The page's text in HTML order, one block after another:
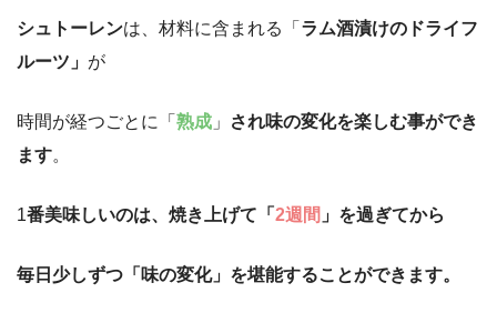
シュトーレンは、材料に含まれる「 ラム酒漬けのドライフ
ルーツ」 が
時間が経つごとに「 熟成 」
され味の変化を楽しむ事ができ
ます。
1番美味しいのは、焼き上げて「 2週間 」を過ぎてから
毎日少しずつ「味の変化」を堪能することができます。